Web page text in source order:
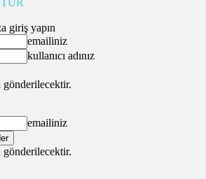
giriş yapın
emailiniz
kullanıcı adınız
emailiniz